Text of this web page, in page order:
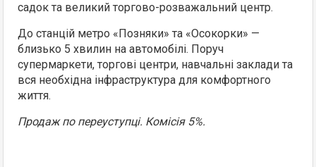
садок та великий торгово-розважальний центр.
До станцій метро «Позняки» та «Осокорки» —
близько 5 хвилин на автомобілі. Поруч
супермаркети, торгові центри, навчальні заклади та
вся необхідна інфраструктура для комфортного
життя.
Продаж по переуступці. Комісія 5%.